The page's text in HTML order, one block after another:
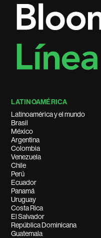
LATINOAMÉRICA
Latinoamérica y el mundo
Brasil
México
Argentina
Colombia
Venezuela
Chile
Perú
Ecuador
Panamá
Uruguay
Costa Rica
El Salvador
República Dominicana
Guatemala